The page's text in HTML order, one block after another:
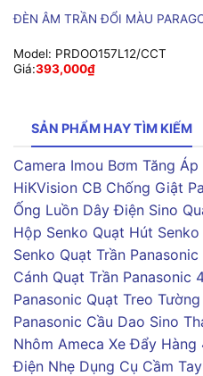
ĐÈN ÂM TRẦN ĐỔI MÀU
Model: PRDOO157L12/CCT
Giá:393,000₫
SẢN PHẨM HAY TÌM KIẾM
Camera Imou Bơm Tăng Áp
HiKVision CB Chống Giật
Ống Luồn Dây Điện Sino
Hộp Senko Quạt Hút Senko
Senko Quạt Trần Panasonic
Cánh Quạt Trần Panasonic
Panasonic Quạt Treo
Panasonic Cầu Dao Sino
Nhôm Ameca Xe Đẩy Hàng
Điện Nhẹ Dụng Cụ Cầm Tay